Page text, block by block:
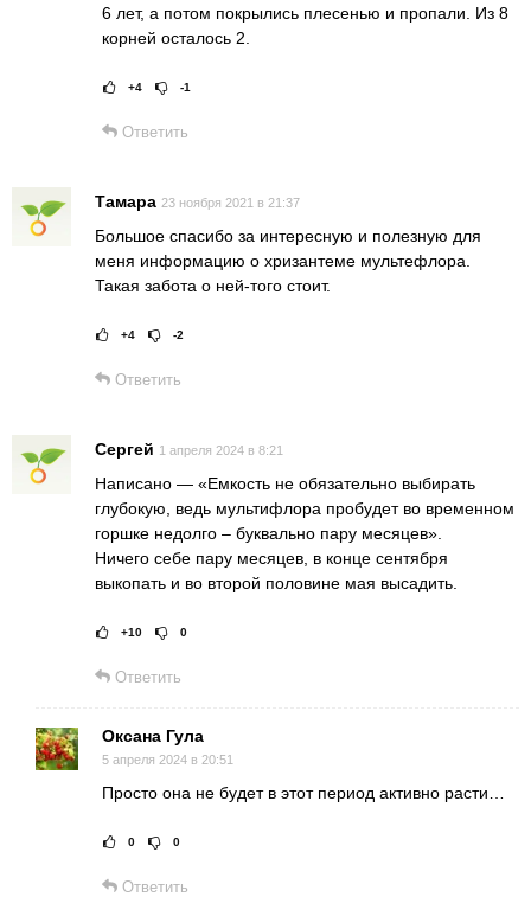
6 лет, а потом покрылись плесенью и пропали. Из 8
корней осталось 2.
Рейтинг статьи:
+4 -1
Ответить
Тамара 23 ноября 2021 в 21:37
Большое спасибо за интересную и полезную для
меня информацию о хризантеме мультефлора.
Такая забота о ней-того стоит.
Рейтинг статьи:
+4 -2
Ответить
Сергей 1 апреля 2024 в 8:21
Написано — «Емкость не обязательно выбирать
глубокую, ведь мультифлора пробудет во временном
горшке недолго – буквально пару месяцев».
Ничего себе пару месяцев, в конце сентября
выкопать и во второй половине мая высадить.
Рейтинг статьи:
+10 0
Ответить
Оксана Гула
5 апреля 2024 в 20:51
Просто она не будет в этот период активно расти…
Рейтинг статьи:
0 0
Ответить